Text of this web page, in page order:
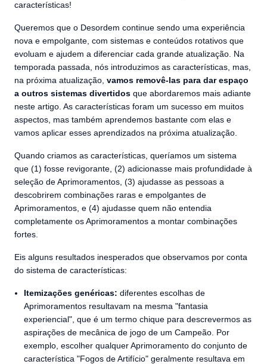
características!
Queremos que o Desordem continue sendo uma experiência
nova e empolgante, com sistemas e conteúdos rotativos que
evoluam e ajudem a diferenciar cada grande atualização. Na
temporada passada, nós introduzimos as características, mas,
na próxima atualização, vamos removê-las para dar espaço
a outros sistemas divertidos que abordaremos mais adiante
neste artigo. As características foram um sucesso em muitos
aspectos, mas também aprendemos bastante com elas e
vamos aplicar esses aprendizados na próxima atualização.
Quando criamos as características, queríamos um sistema
que (1) fosse revigorante, (2) adicionasse mais profundidade à
seleção de Aprimoramentos, (3) ajudasse as pessoas a
descobrirem combinações raras e empolgantes de
Aprimoramentos, e (4) ajudasse quem não entendia
completamente os Aprimoramentos a montar combinações
fortes.
Eis alguns resultados inesperados que observamos por conta
do sistema de características:
Itemizações genéricas: diferentes escolhas de
Aprimoramentos resultavam na mesma "fantasia
experiencial", que é um termo chique para descrevermos as
aspirações de mecânica de jogo de um Campeão. Por
exemplo, escolher qualquer Aprimoramento do conjunto de
característica "Fogos de Artifício" geralmente resultava em